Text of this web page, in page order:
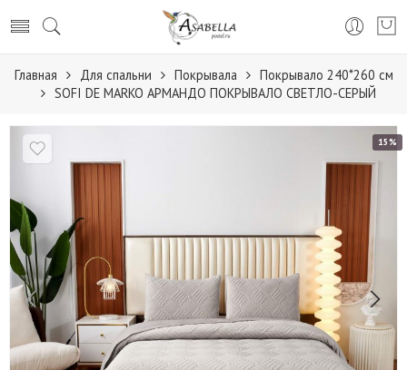
Главная Для спальни Покрывала
Покрывало 240*260 см
SOFI DE MARKO АРМАНДО ПОКРЫВАЛО СВЕТЛО-СЕРЫЙ
15%